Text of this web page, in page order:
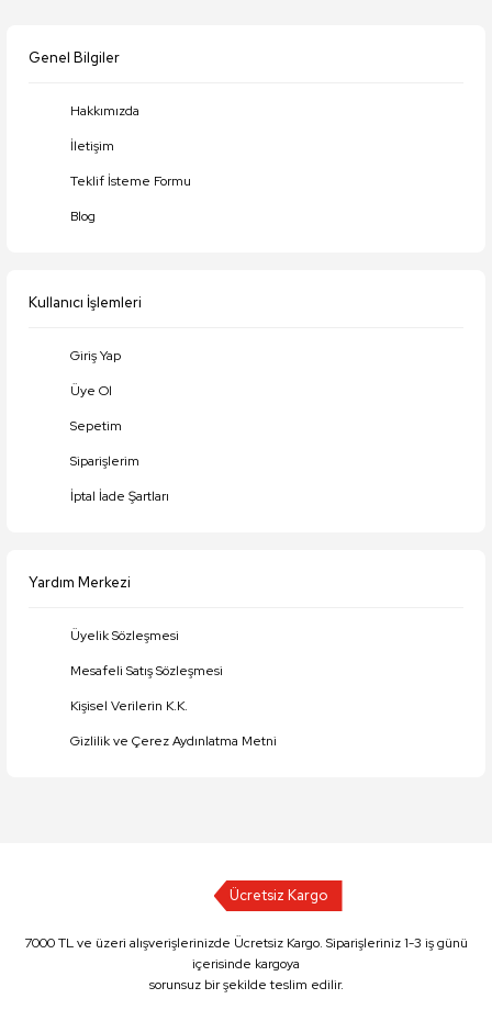
Genel Bilgiler
Hakkımızda
İletişim
Teklif İsteme Formu
Blog
Kullanıcı İşlemleri
Giriş Yap
Üye Ol
Sepetim
Siparişlerim
İptal İade Şartları
Yardım Merkezi
Üyelik Sözleşmesi
Mesafeli Satış Sözleşmesi
Kişisel Verilerin K.K.
Gizlilik ve Çerez Aydınlatma Metni
Ücretsiz Kargo
7000 TL ve üzeri alışverişlerinizde Ücretsiz Kargo. Siparişleriniz 1-3 iş günü
içerisinde kargoya
sorunsuz bir şekilde teslim edilir.